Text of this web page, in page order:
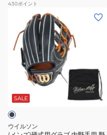
ス
BPGB12430N-
1900
野
ー
プ
ロ
プ
リ
430ポイント
ズ)
硬
ラ
ブ
内
野
SALE
ウイルソン
ブ
ラ